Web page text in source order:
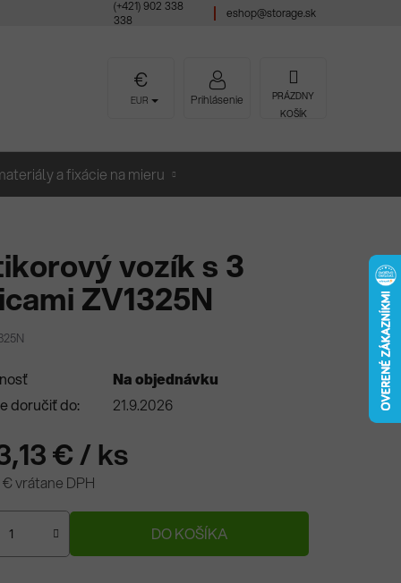
(+421) 902 338
338
eshop@storage.sk
EUR Prihlásenie NÁKUPNÝ
KOŠÍK
PRÁZDNY
KOŠÍK
a fixácie na mieru
vozík s 3
ZV1325N
Na objednávku
doručiť do:
21.9.2026
€/ ks
€ vrátane DPH
cena:
DO KOŠÍKA